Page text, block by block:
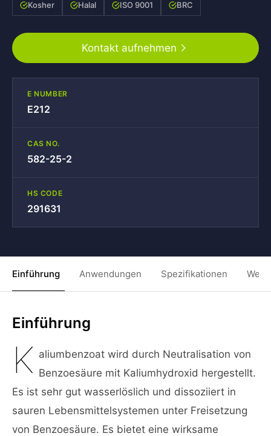
Kosher Halal ISO 9001 BRC
Kontakt aufnehmen
E NUMBER
E212
CAS NO.
582-25-2
HS CODE
291631
Einführung Anwendungen Spezifikationen
Einführung
K aliumbenzoat wird durch Neutralisation von
Benzoesäure mit Kaliumhydroxid hergestellt.
Es ist sehr gut wasserlöslich und dissoziiert in
sauren Lebensmittelsystemen unter Freisetzung
von Benzoesäure. Es bietet eine wirksame